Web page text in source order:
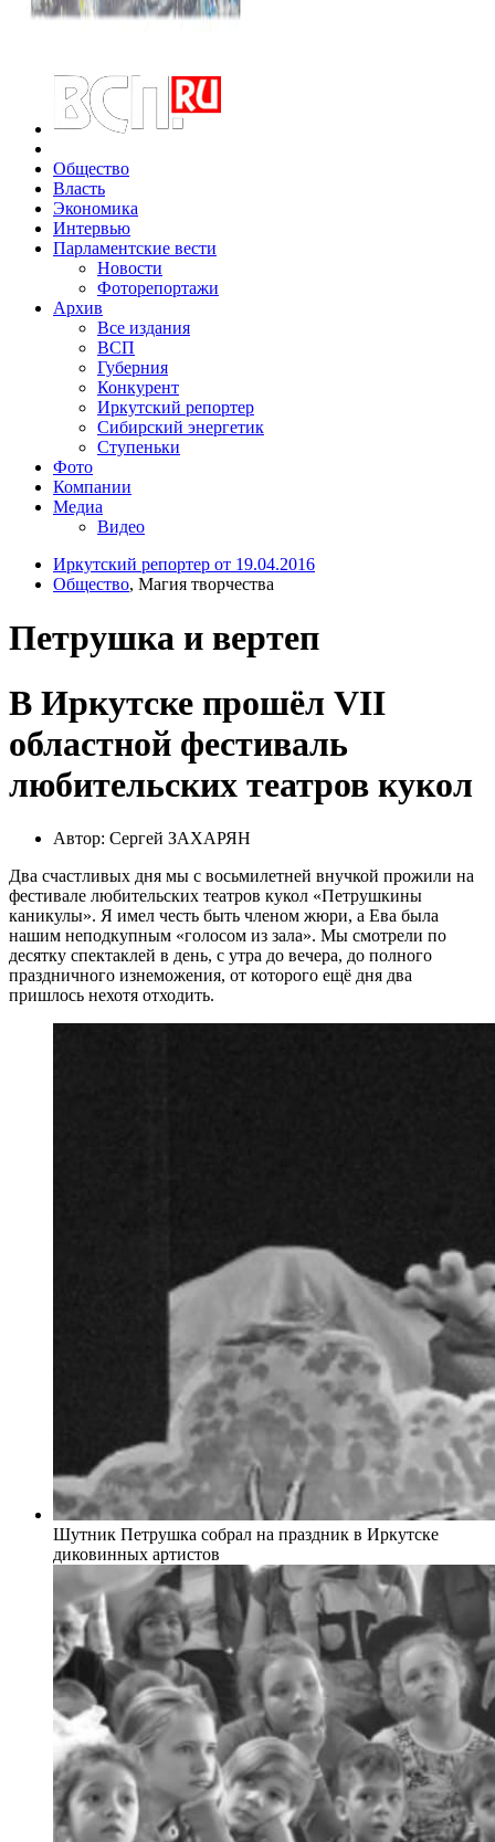
Общество
Власть
Экономика
Интервью
Парламентские вести
Новости
Фоторепортажи
Архив
Все издания
ВСП
Губерния
Конкурент
Иркутский репортер
Сибирский энергетик
Ступеньки
Фото
Компании
Медиа
Видео
Иркутский репортер от 19.04.2016
Общество, Магия творчества
Петрушка и вертеп
В Иркутске прошёл VII
областной фестиваль
любительских театров кукол
Автор: Сергей ЗАХАРЯН
Два счастливых дня мы с восьмилетней внучкой прожили на
фестивале любительских театров кукол «Петрушкины
каникулы». Я имел честь быть членом жюри, а Ева была
нашим неподкупным «голосом из зала». Мы смотрели по
десятку спектаклей в день, с утра до вечера, до полного
праздничного изнеможения, от которого ещё дня два
пришлось нехотя отходить.
Шутник Петрушка собрал на праздник в Иркутске
диковинных артистов